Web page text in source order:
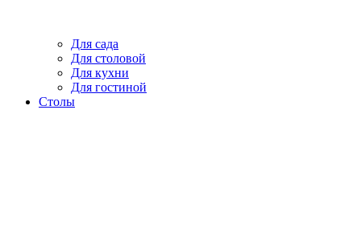
Для сада
Для столовой
Для кухни
Для гостиной
Столы